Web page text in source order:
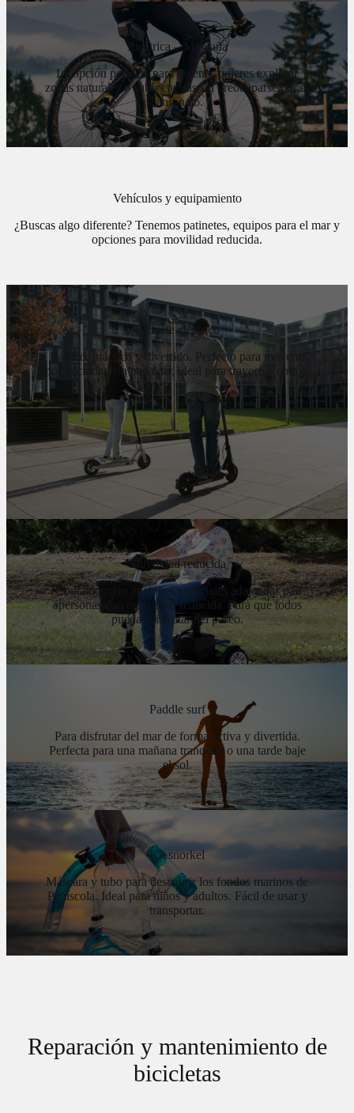
Eléctrica – Montaña
La opción perfecta para quienes quieres explorar
zonas naturales o subir cuestas sin preocuparse por el
cansancio.
Vehículos y equipamiento
¿Buscas algo diferente? Tenemos patinetes, equipos para el mar y
opciones para movilidad reducida.
Patinete eléctrico
Rápido, práctico y divertido. Perfecto para moverte
por la ciudad sin pedalear, ideal para trayectos cortos.
Movilidad reducida
Contamos con opciones especiales adaptadas par
apersonas con movilidad reducida. Para que todos
puedas disfrutar del paseo.
Paddle surf
Para disfrutar del mar de forma activa y divertida.
Perfecta para una mañana tranquila o una tarde baje
el sol.
Kit snorkel
Máscara y tubo para descubrir los fondos marinos de
Peñíscola. Ideal para niños y adultos. Fácil de usar y
transportar.
Reparación y mantenimiento de
bicicletas